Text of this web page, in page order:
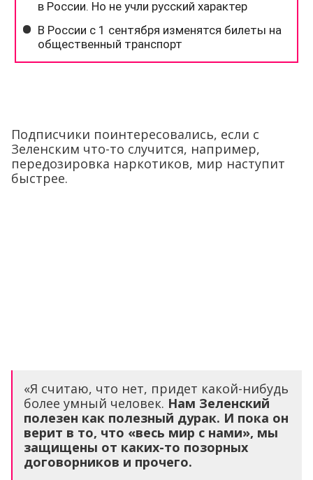
Подписчики поинтересовались, если с
Зеленским что-то случится, например,
передозировка наркотиков, мир наступит
быстрее.
«Я считаю, что нет, придет какой-нибудь
более умный человек. Нам Зеленский
полезен как полезный дурак. И пока он
верит в то, что «весь мир с нами», мы
защищены от каких-то позорных
договорников и прочего.